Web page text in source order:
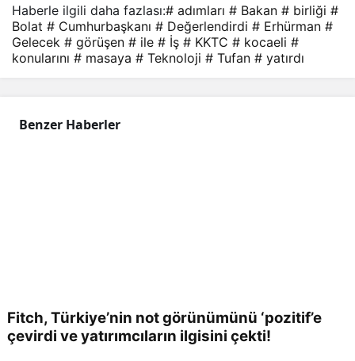
gele
cek
ndir
Haberle ilgili daha fazlası:# adımları # Bakan # birliği #
Bolat # Cumhurbaşkanı # Değerlendirdi # Erhürman #
Gelecek # görüşen # ile # İş # KKTC # kocaeli #
konularını # masaya # Teknoloji # Tufan # yatırdı
Benzer Haberler
Fitch, Türkiye’nin not görünümünü ‘pozitif’e
çevirdi ve yatırımcıların ilgisini çekti!